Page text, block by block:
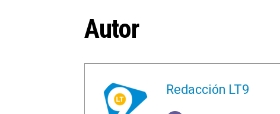
Autor
Redacción LT9